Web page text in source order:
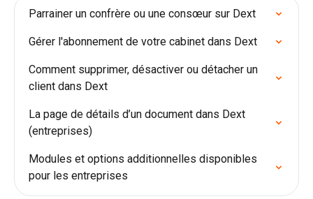
Parrainer un confrère ou une consœur sur Dext
Gérer l'abonnement de votre cabinet dans Dext
Comment supprimer, désactiver ou détacher un
client dans Dext
La page de détails d’un document dans Dext
(entreprises)
Modules et options additionnelles disponibles
pour les entreprises